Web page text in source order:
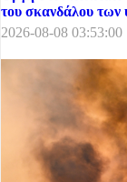
του σκανδάλου των
2026-08-08 03:53:00